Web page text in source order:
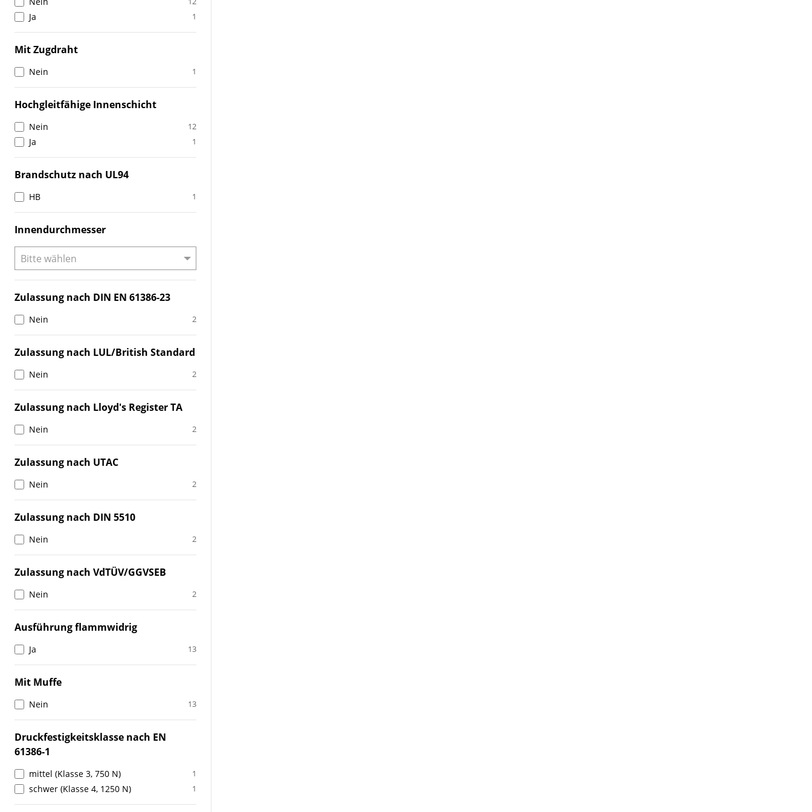
Ja 1
Mit Zugdraht
Nein 1
Hochgleitfähige Innenschicht
Nein 12
Ja 1
Brandschutz nach UL94
HB 1
Innendurchmesser
Zulassung nach DIN EN 61386-23
Nein 2
Zulassung nach LUL/British Standard
Nein 2
Zulassung nach Lloyd's Register TA
Nein 2
Zulassung nach UTAC
Nein 2
Zulassung nach DIN 5510
Nein 2
Zulassung nach VdTÜV/GGVSEB
Nein 2
Ausführung flammwidrig
Ja 13
Mit Muffe
Nein 13
Druckfestigkeitsklasse nach EN
61386-1
mittel (Klasse 3, 750 N) 1
schwer (Klasse 4, 1250 N) 1